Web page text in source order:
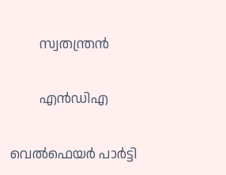
സ്വതന്ത്രൻ
എന്‍ഡിഎ
വെല്‍ഫെയർ പാർട്ടി